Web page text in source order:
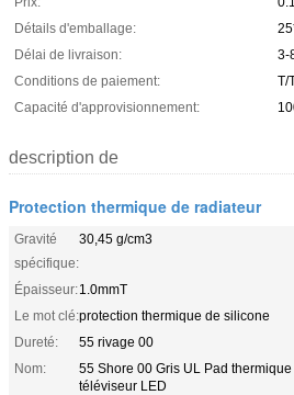
Détails d'emballage:
Délai de livraison:
3-
Conditions de paiement:
T/
Capacité d'approvisionnement:
description de
Protection thermique de radiateur
Gravité
spécifique:
30,45 g/cm3
Épaisseur:1.0mmT
Le mot clé:protection thermique de silicone
Dureté:
55 rivage 00
Nom:
55 Shore 00 Gris UL Pad
téléviseur LED